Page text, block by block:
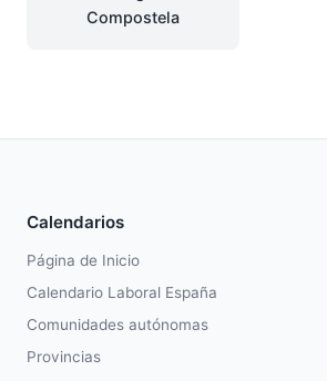
Compostela
Calendarios
Página de Inicio
Calendario Laboral España
Comunidades autónomas
Provincias